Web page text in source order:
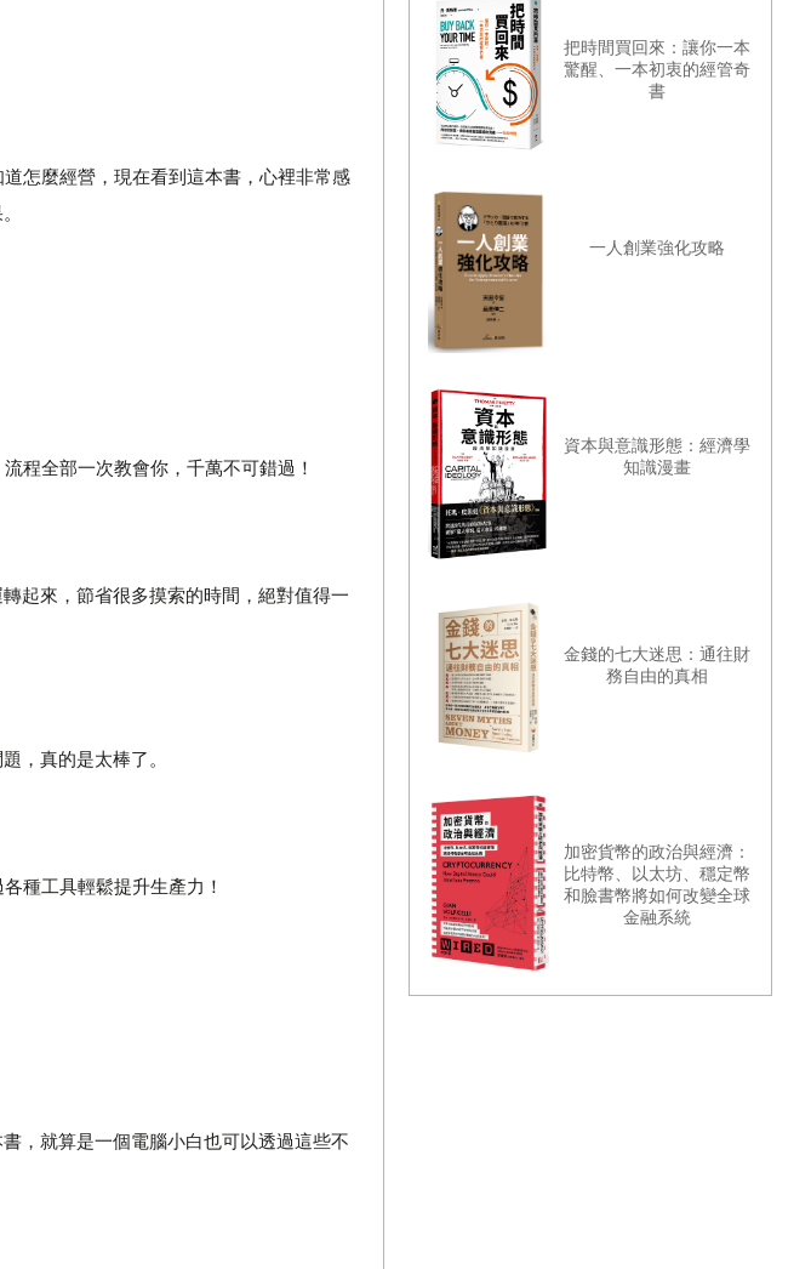
怎麼經營，現在看到這本書，心裡非常感
程全部一次教會你，千萬不可錯過！
起來，節省很多摸索的時間，絕對值得一
，真的是太棒了。
種工具輕鬆提升生產力！
，就算是一個電腦小白也可以透過這些不
把時間買回來：讓你一本
驚醒、一本初衷的經管奇
書
一人創業強化攻略
資本與意識形態：經濟學
知識漫畫
金錢的七大迷思：通往財
務自由的真相
加密貨幣的政治與經濟：
比特幣、以太坊、穩定幣
和臉書幣將如何改變全球
金融系統